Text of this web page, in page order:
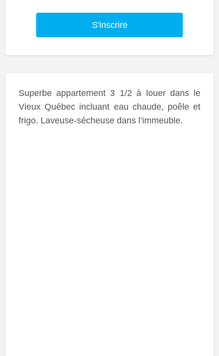
S'inscrire
Superbe appartement 3 1/2 à louer dans le
Vieux Québec incluant eau chaude, poêle et
frigo. Laveuse-sécheuse dans l’immeuble.